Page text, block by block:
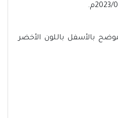
بالأسفل باللون الأخضر